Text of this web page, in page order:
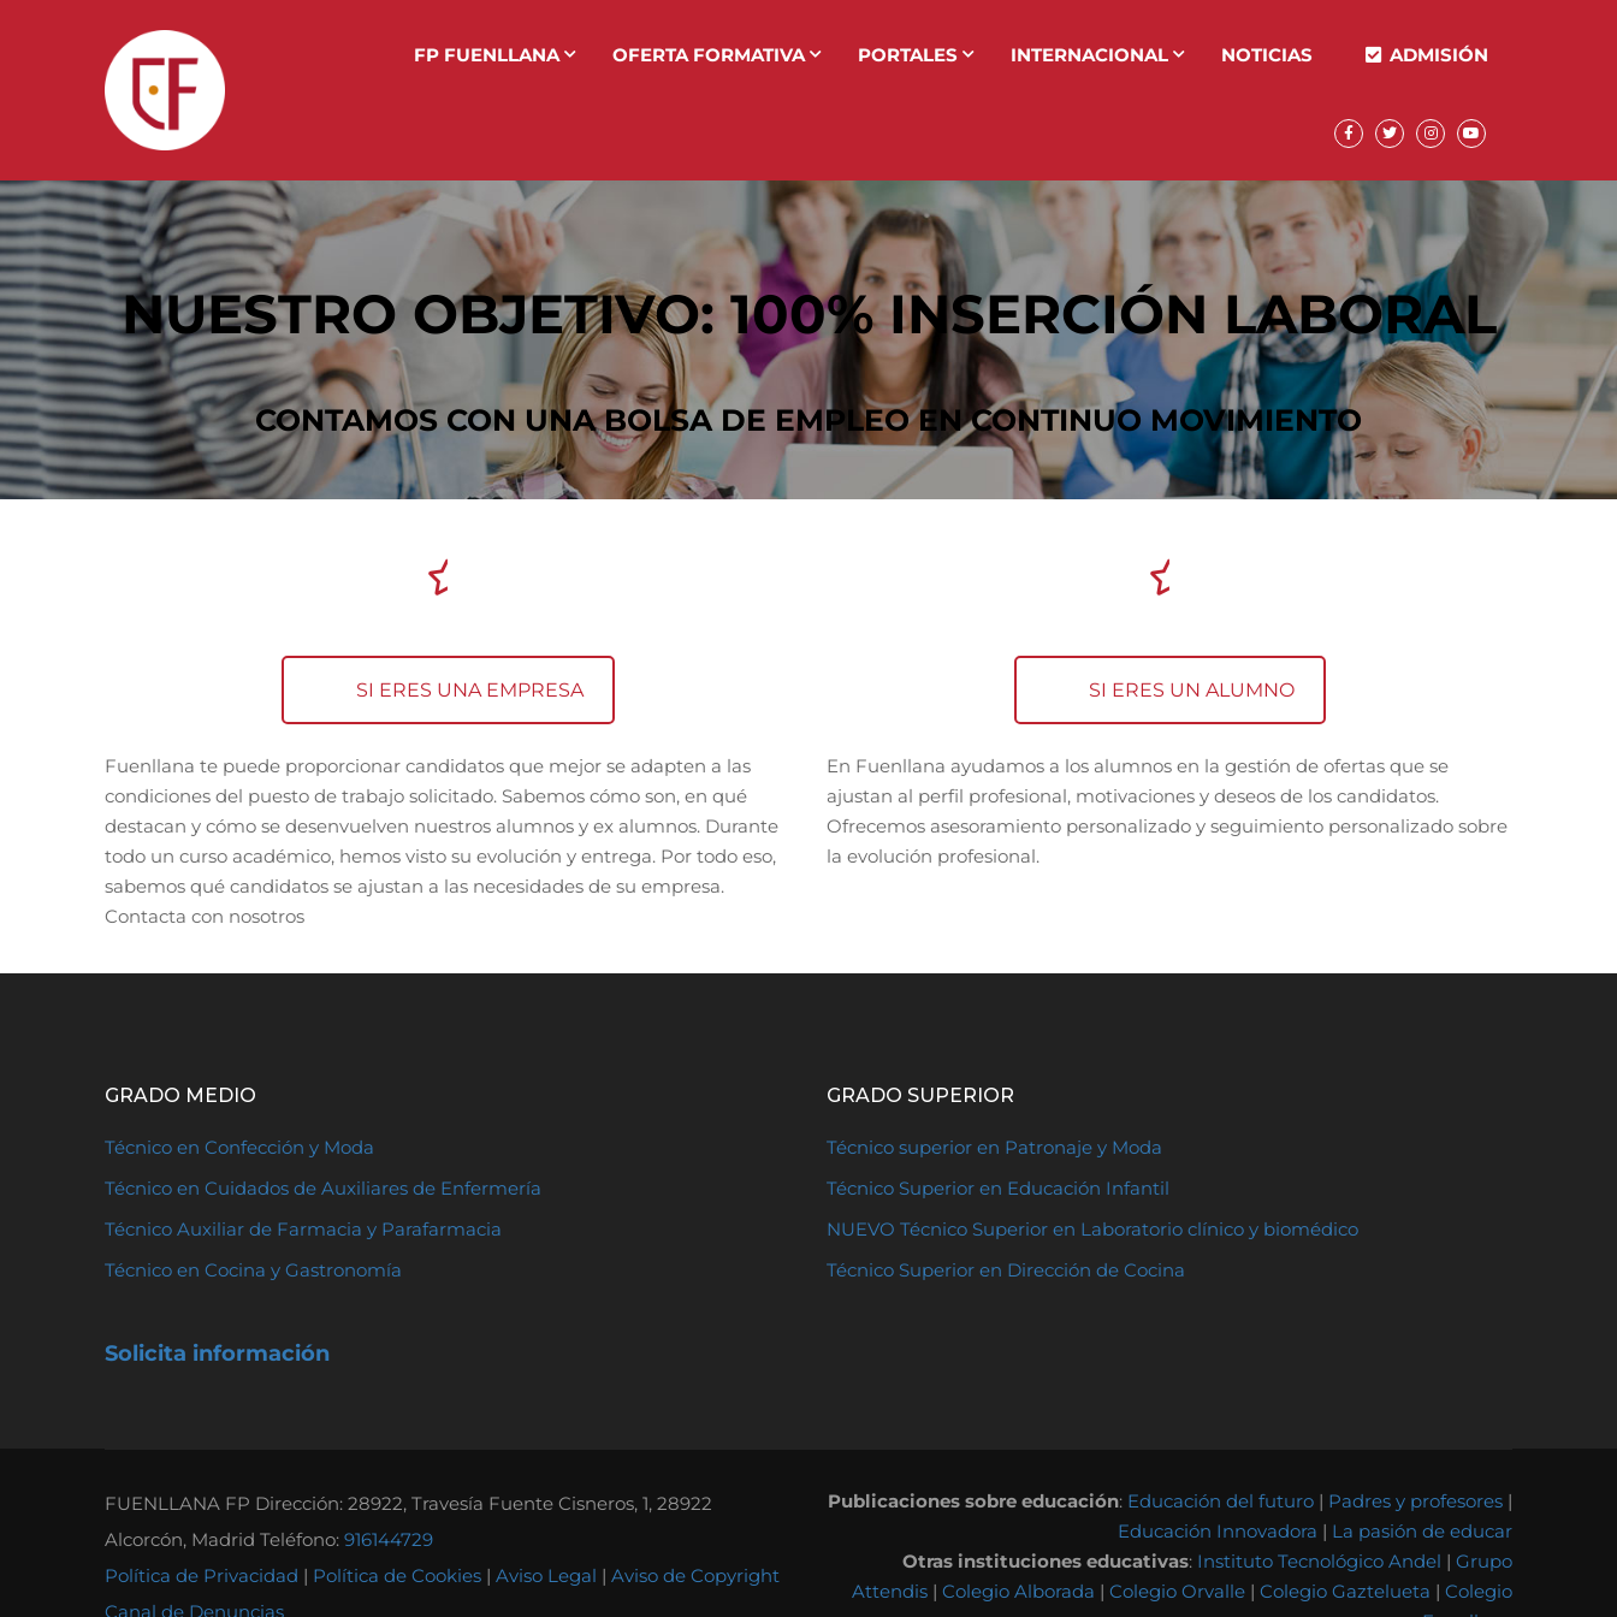
FP FUENLLANA OFERTA FORMATIVA PORTALES INTERNACIONAL NOTICIAS ADMISIÓN
NUESTRO OBJETIVO: 100% INSERCIÓN LABORAL
CONTAMOS CON UNA BOLSA DE EMPLEO EN CONTINUO MOVIMIENTO
SI ERES UNA EMPRESA
Fuenllana te puede proporcionar candidatos que mejor se adapten a las
condiciones del puesto de trabajo solicitado. Sabemos cómo son, en qué
destacan y cómo se desenvuelven nuestros alumnos y ex alumnos. Durante
todo un curso académico, hemos visto su evolución y entrega. Por todo eso,
sabemos qué candidatos se ajustan a las necesidades de su empresa.
Contacta con nosotros
SI ERES UN ALUMNO
En Fuenllana ayudamos a los alumnos en la gestión de ofertas que se
ajustan al perfil profesional, motivaciones y deseos de los candidatos.
Ofrecemos asesoramiento personalizado y seguimiento personalizado sobre
la evolución profesional.
GRADO MEDIO
Técnico en Confección y Moda
Técnico en Cuidados de Auxiliares de Enfermería
Técnico Auxiliar de Farmacia y Parafarmacia
Técnico en Cocina y Gastronomía
GRADO SUPERIOR
Técnico superior en Patronaje y Moda
Técnico Superior en Educación Infantil
NUEVO Técnico Superior en Laboratorio clínico y biomédico
Técnico Superior en Dirección de Cocina
Solicita información
FUENLLANA FP Dirección: 28922, Travesía Fuente Cisneros, 1, 28922
Alcorcón, Madrid Teléfono: 916144729
Política de Privacidad | Política de Cookies | Aviso Legal | Aviso de Copyright
Canal de Denuncias
Publicaciones sobre educación: Educación del futuro | Padres y profesores |
Educación Innovadora | La pasión de educar
Otras instituciones educativas: Instituto Tecnológico Andel | Grupo
Attendis | Colegio Alborada | Colegio Orvalle | Colegio Gaztelueta | Colegio